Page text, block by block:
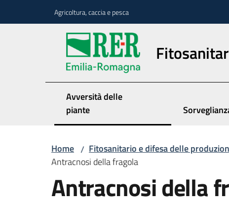
Agricoltura, caccia e pesca
Avversità delle
piante
Home / Fitosanitario e difesa delle
Antracnosi della fragola
Antracnosi della